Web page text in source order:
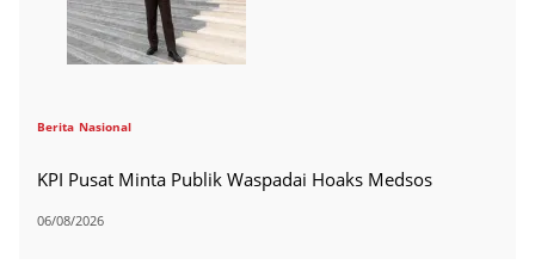
Berita Nasional
KPI Pusat Minta Publik Waspadai Hoaks Medsos
06/08/2026